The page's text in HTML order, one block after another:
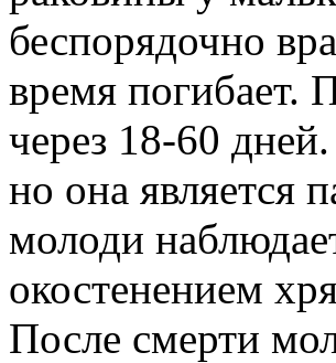
беспорядочно
время погибает.
через 18-60
но она является
молоди
окостенением
После смерти